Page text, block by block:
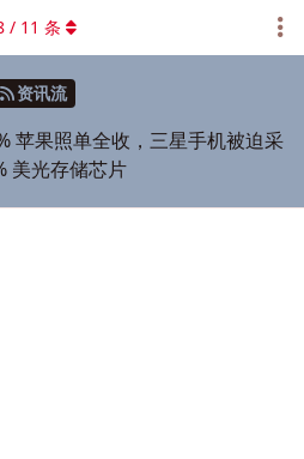
资讯流
苹果照单全收，三星手机被迫采
美光存储芯片
/ 11 条